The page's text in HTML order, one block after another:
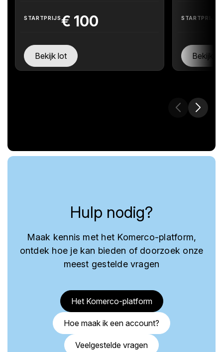
STARTPRIJS€ 100
Bekijk lot
STARTPRIJS
Bekijk
Hulp nodig?
Maak kennis met het Komerco-platform,
ontdek hoe je kan bieden of doorzoek onze
meest gestelde vragen
Het Komerco-platform
Hoe maak ik een account?
Veelgestelde vragen